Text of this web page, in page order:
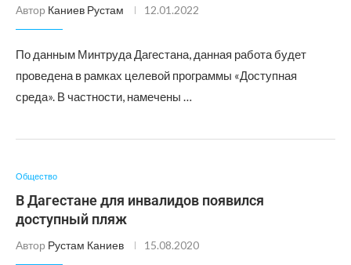
Автор Каниев Рустам 12.01.2022
По данным Минтруда Дагестана, данная работа будет
проведена в рамках целевой программы «Доступная
среда». В частности, намечены …
Общество
В Дагестане для инвалидов появился
доступный пляж
Автор Рустам Каниев 15.08.2020